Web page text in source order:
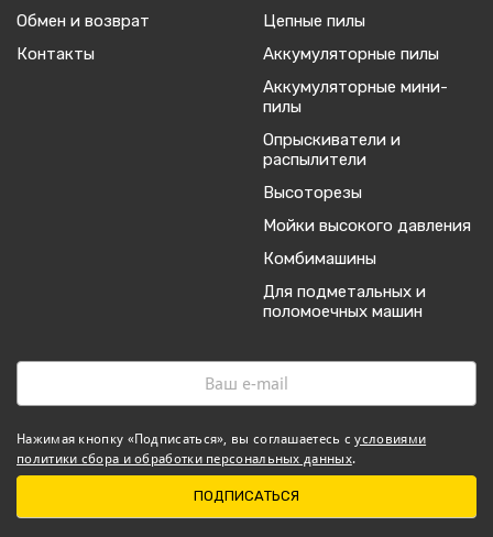
Обмен и возврат
Контакты
Цепные пилы
Аккумуляторные пилы
Аккумуляторные мини-
пилы
Опрыскиватели и
распылители
Высоторезы
Мойки высокого давления
Комбимашины
Для подметальных и
поломоечных машин
Нажимая кнопку «Подписаться», вы соглашаетесь сусловиями
политики сбора и обработки персональных данных.
ПОДПИСАТЬСЯ